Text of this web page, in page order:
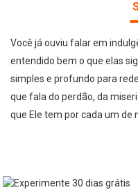
Você já ouviu falar em
entendido bem o que elas
simples e profundo para
que fala do perdão, da
que Ele tem por cada um de